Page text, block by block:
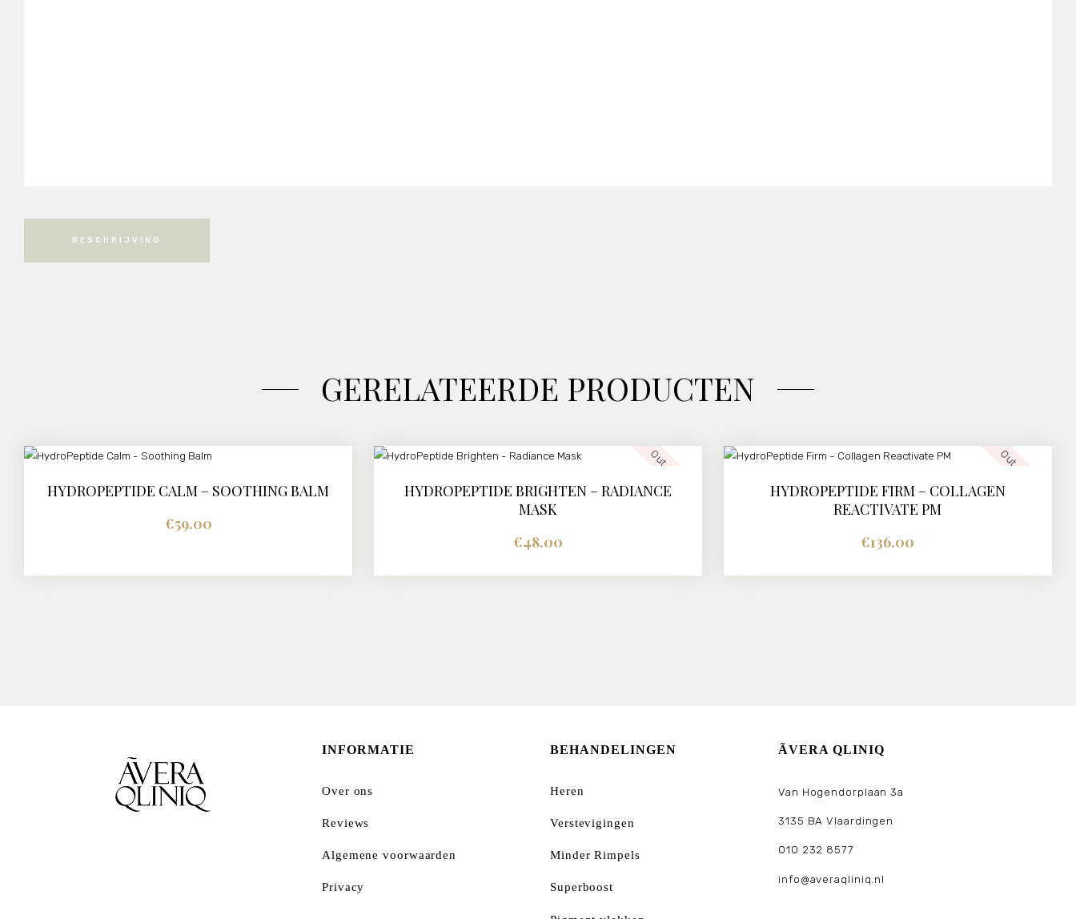
BESCHRIJVING
GERELATEERDE PRODUCTEN
HYDROPEPTIDE CALM – SOOTHING BALM
€59.00
Out of stock
HYDROPEPTIDE BRIGHTEN – RADIANCE
MASK
€48.00
Out of stock
HYDROPEPTIDE FIRM – COLLAGEN
REACTIVATE PM
€136.00
INFORMATIE
Over ons
Reviews
Algemene voorwaarden
Privacy
BEHANDELINGEN
Heren
Verstevigingen
Minder Rimpels
Superboost
ÃVERA QLINIQ
Van Hogendorplaan 3a
3135 BA Vlaardingen
010 232 8577
info@averaqliniq.nl